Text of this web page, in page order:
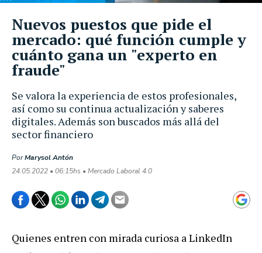
Se valora la experiencia de estos profesionales,
así como su continua actualización y saberes
digitales. Además son buscados más allá del
sector financiero
PorMarysol Antón
24.05.2022 • 06:15hs • Mercado Laboral 4.0
Nuevos puestos que pide el
mercado: qué función cumple y
cuánto gana un "experto en
fraude"
Quienes entren con mirada curiosa a LinkedIn